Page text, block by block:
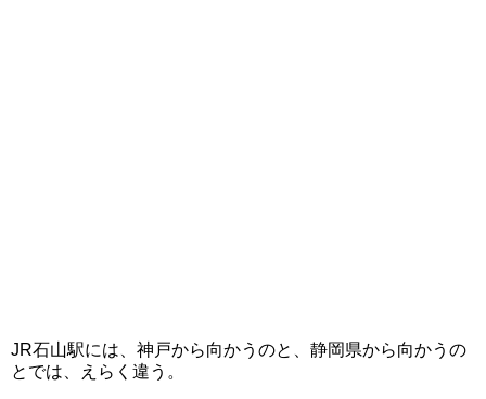
JR石山駅には、神戸から向かうのと、静岡県から向かうの
とでは、えらく違う。